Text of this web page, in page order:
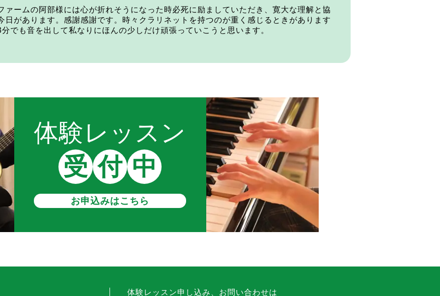
ァームの阿部様には心が折れそうになった時必死に励ましていただき、寛大な理解と協
日があります。感謝感謝です。時々クラリネットを持つのが重く感じるときがあります
でも音を出して私なりにほんの少しだけ頑張っていこうと思います。
体験レッスン
受 付 中
お申込みはこちら
体験レッスン申し込み、お問い合わせは